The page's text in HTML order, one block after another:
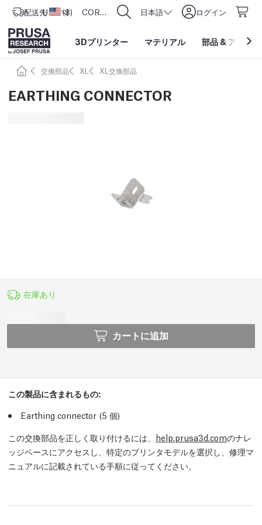
配送先 アメリカ合衆国
USD ($) CORE One L: Now In Stock! 日本語 ログイン
3Dプリンター マテリアル 部品 & アクセ
交換部品 XL XL交換部品
EARTHING CONNECTOR
在庫あり
カートに追加
この製品に含まれるもの:
Earthing connector (5 個)
この交換部品を正しく取り付けるには、 help.prusa3d.comのナレ
ッジベースにアクセスし、特定のプリンタモデルを選択し、修理マ
ニュアルに記載されている手順に従ってください。